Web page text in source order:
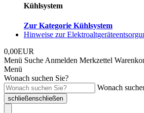
Kühlsystem
Zur Kategorie Kühlsystem
Hinweise zur
0,00EUR
Menü Suche Anmelden Merkzettel
Menü
Wonach suchen Sie?
Wonach
schließenschließen